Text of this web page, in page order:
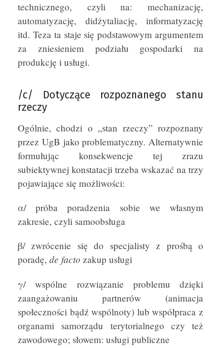
technicznego, czyli na: mechanizację,
automatyzację, didżytaliację, informatyzację
itd. Teza ta staje się podstawowym argumentem
za zniesieniem podziału gospodarki na
produkcję i usługi.
/c/ Dotyczące rozpoznanego stanu
rzeczy
Ogólnie, chodzi o „stan rzeczy” rozpoznany
przez UgB jako problematyczny. Alternatywnie
formułując konsekwencje tej zrazu
subiektywnej konstatacji trzeba wskazać na trzy
pojawiające się możliwości:
α/ próba poradzenia sobie we własnym
zakresie, czyli samoobsługa
β/ zwrócenie się do specjalisty z prośbą o
poradę, de facto zakup usługi
γ/ wspólne rozwiązanie problemu dzięki
zaangażowaniu partnerów (animacja
społeczności bądź wspólnoty) lub współpraca z
organami samorządu terytorialnego czy też
zawodowego; słowem: usługi publiczne